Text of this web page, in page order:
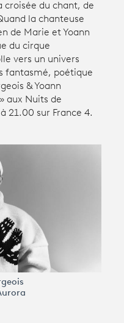
croisée du chant, de
la chanteuse
de Marie et Yoann
du cirque
vers un univers
fantasmé, poétique
& Yoann
aux Nuits de
21.00 sur France 4.